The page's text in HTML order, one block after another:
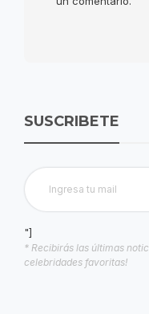
SUSCRIBETE
"]
* Recibirás las últimas
celebridades favoritas!